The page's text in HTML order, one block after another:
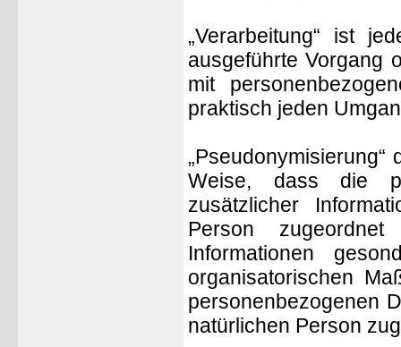
„Verarbeitung“ ist
ausgeführte Vorgang
mit
praktisch jeden
Weise, dass die
zusätzlicher
Person
Informationen
organisatorischen
personenbezogenen
natürlichen Person